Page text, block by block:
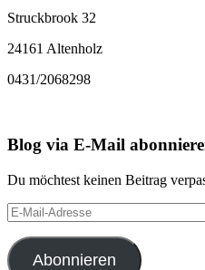
Struckbrook 32
24161 Altenholz
0431/2068298
Blog via E-Mail
Du möchtest keinen Beitrag
E-
Mail-
Adresse
Abonnieren